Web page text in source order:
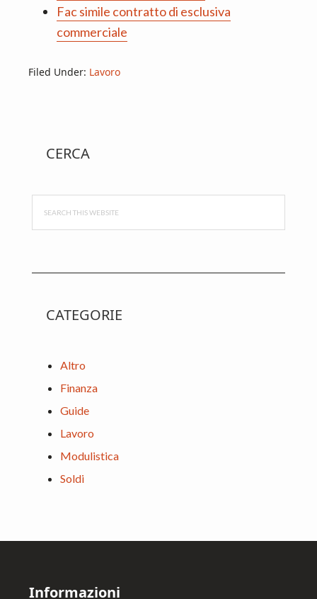
Fac simile contratto di esclusiva
commerciale
Filed Under: Lavoro
Primary
CERCA
CATEGORIE
Altro
Finanza
Guide
Lavoro
Modulistica
Soldi
Informazioni